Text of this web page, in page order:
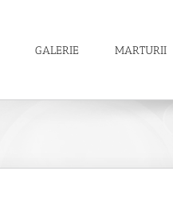
GALERIE MARTURII